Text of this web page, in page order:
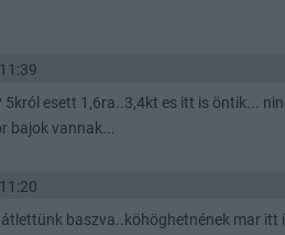
5król esett 1,6ra..3,4kt es itt is öntik...
bajok vannak...
baszva..köhöghetnének mar itt